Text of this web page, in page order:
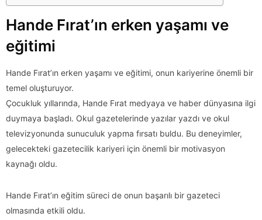
Hande Fırat’ın erken yaşamı ve
eğitimi
Hande Fırat’ın erken yaşamı ve eğitimi, onun kariyerine önemli bir
temel oluşturuyor.
Çocukluk yıllarında, Hande Fırat medyaya ve haber dünyasına ilgi
duymaya başladı. Okul gazetelerinde yazılar yazdı ve okul
televizyonunda sunuculuk yapma fırsatı buldu. Bu deneyimler,
gelecekteki gazetecilik kariyeri için önemli bir motivasyon
kaynağı oldu.
Hande Fırat’ın eğitim süreci de onun başarılı bir gazeteci
olmasında etkili oldu.